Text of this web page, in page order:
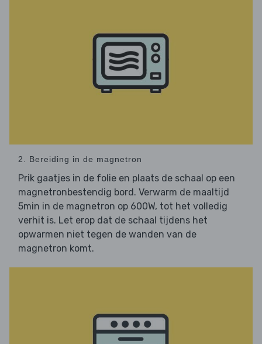
2. Bereiding in de magnetron
Prik gaatjes in de folie en plaats de schaal op een
magnetronbestendig bord. Verwarm de maaltijd
5min in de magnetron op 600W, tot het volledig
verhit is. Let erop dat de schaal tijdens het
opwarmen niet tegen de wanden van de
magnetron komt.